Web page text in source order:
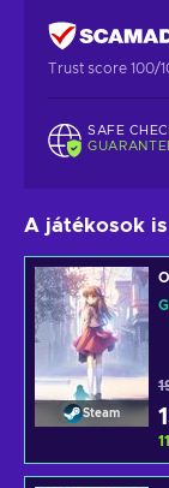
Trust score 100/
SAFE
A játékosok
Steam
11